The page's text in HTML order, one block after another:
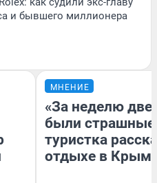
и бывшего миллионера
МНЕНИЕ
«За неделю две
были
туристка
отдыхе в